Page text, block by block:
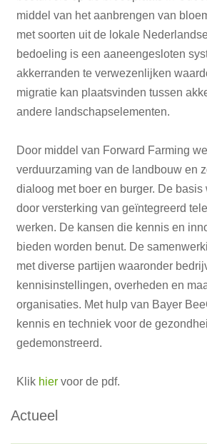
middel van het aanbrengen van
met soorten uit de lokale
bedoeling is een aaneengesloten
akkerranden te verwezenlijken
migratie kan plaatsvinden tussen
andere landschapselementen.
Door middel van Forward Farming
verduurzaming van de landbouw en
dialoog met boer en burger. De basis
door versterking van geïntegreerd
werken. De kansen die kennis en
bieden worden benut. De
met diverse partijen waaronder
kennisinstellingen, overheden en
organisaties. Met hulp van Bayer
kennis en techniek voor de
gedemonstreerd.
Klik hier voor de pdf.
Actueel